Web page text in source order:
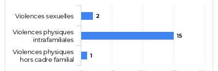
2
15
1
Violences sexuelles
Violences physiques
intrafamiliales
Violences physiques
hors cadre familial